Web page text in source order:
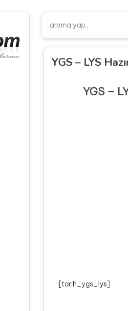
YGS – LYS
YGS –
[tarih_ygs_lys]